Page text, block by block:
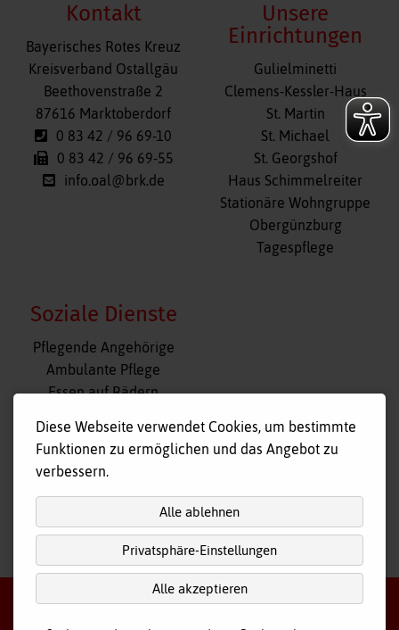
Kontakt
Bayerisches Rotes Kreuz
Kreisverband Ostallgäu
Beethovenstraße 2
87616 Marktoberdorf
0 83 42 / 96 69-10
0 83 42 / 96 69-55
info.oal@brk.de
Unsere
Einrichtungen
Navigation
überspringen
Gulielminetti
Clemens-Kessler-Haus
St. Martin
St. Michael
St. Georgshof
Haus Schimmelreiter
Stationäre Wohngruppe
Obergünzburg
Tagespflege
Soziale Dienste
Navigation
überspringen
Pflegende Angehörige
Ambulante Pflege
Essen auf Rädern
Tagespflege
Hausnotruf
nach oben
Diese Webseite verwendet Cookies, um bestimmte
Funktionen zu ermöglichen und das Angebot zu
verbessern.
Alle ablehnen
Privatsphäre-Einstellungen
Alle akzeptieren